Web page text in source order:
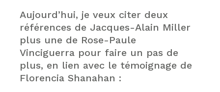
Aujourd’hui, je veux citer deux
références de Jacques-Alain Miller
plus une de Rose-Paule
Vinciguerra pour faire un pas de
plus, en lien avec le témoignage de
Florencia Shanahan :